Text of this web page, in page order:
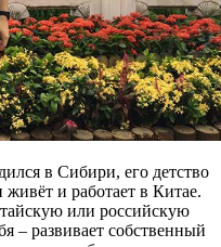
в Сибири, его детство
и работает в Китае.
или российскую
– развивает собственный